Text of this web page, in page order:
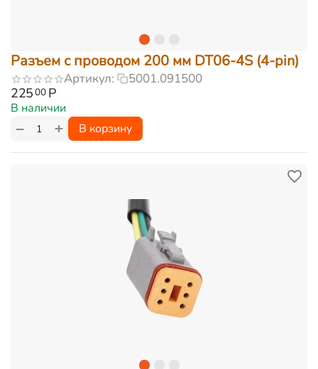
Разъем с проводом 200 мм DT06-4S (4-pin)
Артикул: 5001.091500
22500 Р
В наличии
+
− В корзину